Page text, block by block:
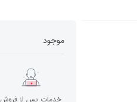
موجود
خدمات پس از فروش